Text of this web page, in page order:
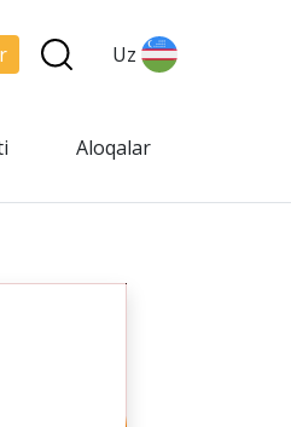
Uz
Aloqalar